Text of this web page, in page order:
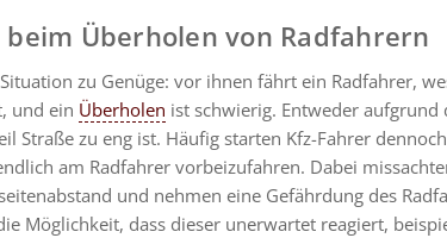
Überholen von Radfahrern
zu Genüge: vor ihnen fährt ein Radfahrer,
und ein Überholen ist schwierig. Entweder aufgrund
Straße zu eng ist. Häufig starten Kfz-Fahrer
am Radfahrer vorbeizufahren. Dabei
und nehmen eine Gefährdung des
Möglichkeit, dass dieser unerwartet reagiert,